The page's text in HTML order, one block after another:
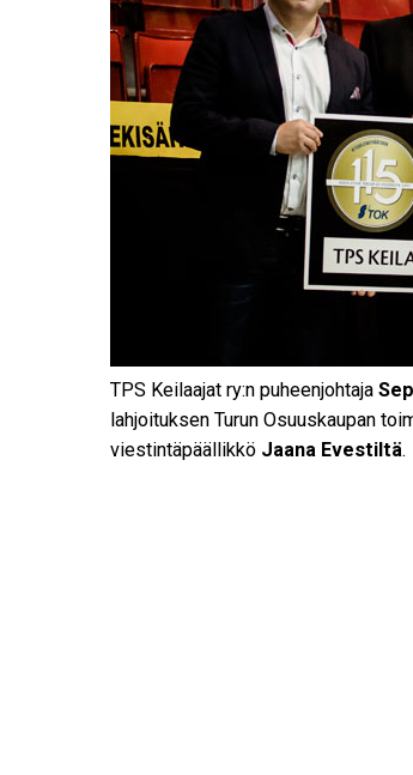
TPS Keilaajat ry:n puheenjohtaja
lahjoituksen Turun Osuuskaupan
viestintäpäällikkö Jaana Evestiltä.